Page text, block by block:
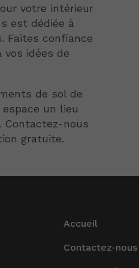
votre intérieur
est dédiée à
Faites confiance
vos idées de
de sol de
un lieu
Contactez-nous
gratuite.
Accueil
Contactez-nous